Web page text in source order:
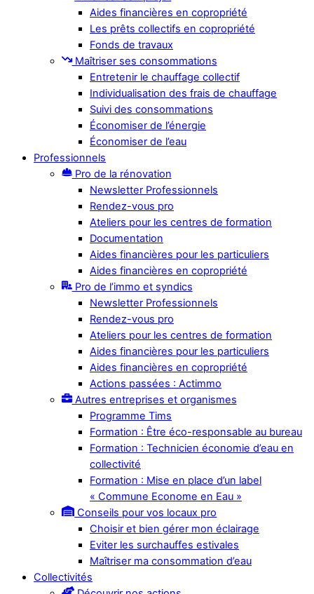
Aides financières en copropriété
Les prêts collectifs en copropriété
Fonds de travaux
Maîtriser ses consommations
Entretenir le chauffage collectif
Individualisation des frais de chauffage
Suivi des consommations
Économiser de l’énergie
Économiser de l’eau
Professionnels
Pro de la rénovation
Newsletter Professionnels
Rendez-vous pro
Ateliers pour les centres de formation
Documentation
Aides financières pour les particuliers
Aides financières en copropriété
Pro de l’immo et syndics
Newsletter Professionnels
Rendez-vous pro
Ateliers pour les centres de formation
Aides financières pour les particuliers
Aides financières en copropriété
Actions passées : Actimmo
Autres entreprises et organismes
Programme Tims
Formation : Être éco-responsable au bureau
Formation : Technicien économie d’eau en
collectivité
Formation : Mise en place d’un label
« Commune Econome en Eau »
Conseils pour vos locaux pro
Choisir et bien gérer mon éclairage
Eviter les surchauffes estivales
Maîtriser ma consommation d’eau
Collectivités